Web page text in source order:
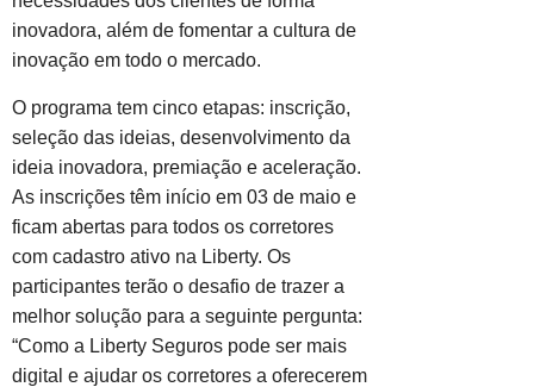
inovadora, além de fomentar a cultura de
inovação em todo o mercado.
O programa tem cinco etapas: inscrição,
seleção das ideias, desenvolvimento da
ideia inovadora, premiação e aceleração.
As inscrições têm início em 03 de maio e
ficam abertas para todos os corretores
com cadastro ativo na Liberty. Os
participantes terão o desafio de trazer a
melhor solução para a seguinte pergunta:
“Como a Liberty Seguros pode ser mais
digital e ajudar os corretores a oferecerem